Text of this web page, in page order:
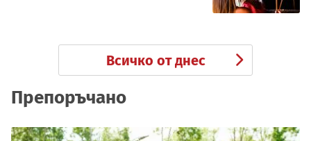
Всичко от днес
Препоръчано